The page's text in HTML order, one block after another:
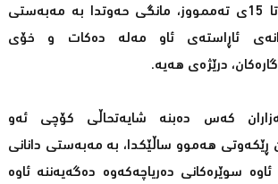
نیسان، مانگی چوار تا 15ی تەممووز، مانگی حەوتدا بە مەبەستی
ئاڕاستەی ئاو مەلە دەكات و خۆی
درێژەی هەیە.
كەس دەبنە شایەتحاڵی كۆچی ئەو
ڕێكەوتی هەموو ساڵێكدا، بە مەبەستی دانانی
ئاوە سوێرەكانی دەریاچەكەوە دەگەیەننە ئاوە